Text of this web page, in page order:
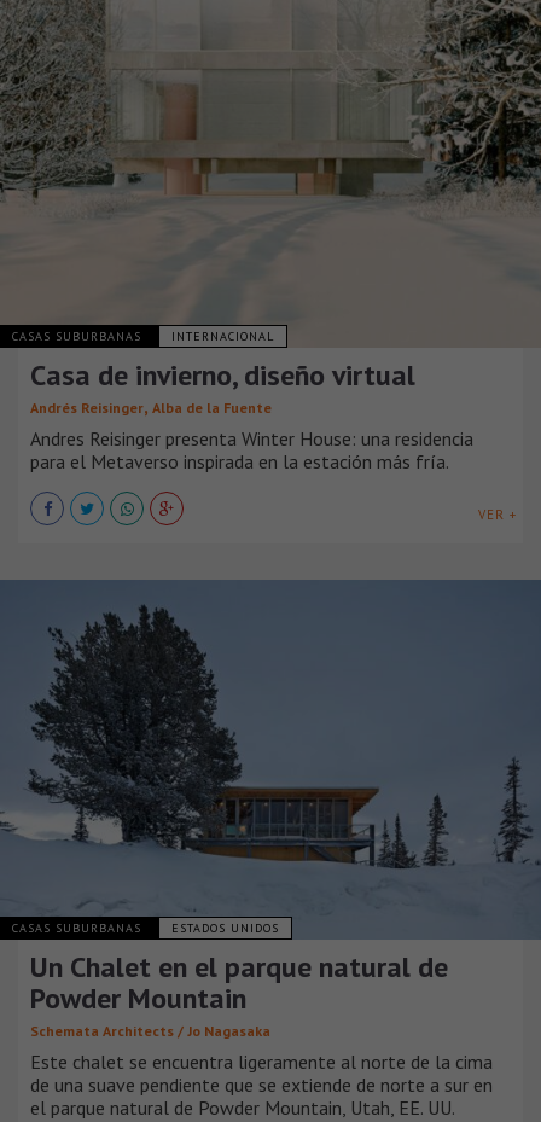
CASAS SUBURBANAS INTERNACIONAL
Casa de invierno, diseño virtual
Andrés Reisinger, Alba de la Fuente
Andres Reisinger presenta Winter House: una residencia
para el Metaverso inspirada en la estación más fría.
VER +
CASAS SUBURBANAS ESTADOS UNIDOS
Un Chalet en el parque natural de
Powder Mountain
Schemata Architects / Jo Nagasaka
Este chalet se encuentra ligeramente al norte de la cima
de una suave pendiente que se extiende de norte a sur en
el parque natural de Powder Mountain, Utah, EE. UU.